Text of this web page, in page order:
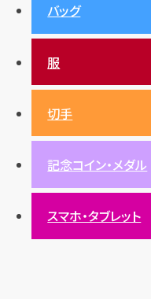
ティファニー
バッグ
ルビー 陶磁器・ガ
金・貴金属TOP
プラチナ
銀・シルバー
バッグ
服
切手
記念コイン・メダル
スマホ・タブレット